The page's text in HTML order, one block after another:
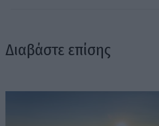
Διαβάστε επίσης